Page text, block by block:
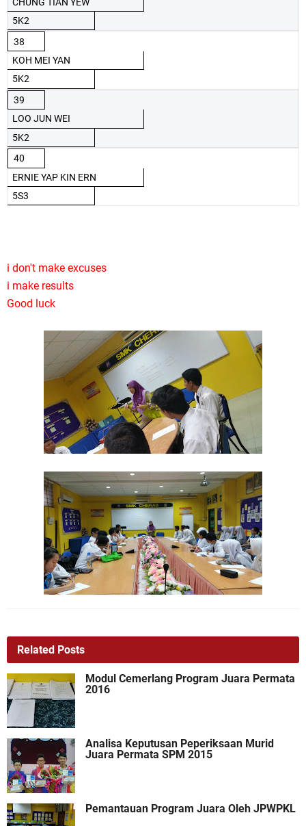
5K2
38
KOH MEI YAN
5K2
39
LOO JUN WEI
5K2
40
ERNIE YAP KIN ERN
5S3
i don't make excuses
i make results
Good luck
Related Posts
Modul Cemerlang Program Juara Permata
2016
Analisa Keputusan Peperiksaan Murid
Juara Permata SPM 2015
Pemantauan Program Juara Oleh JPWPKL